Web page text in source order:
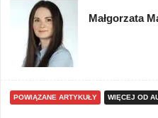
Małgorzata
POWIĄZANE ARTYKUŁY WIĘCEJ OD